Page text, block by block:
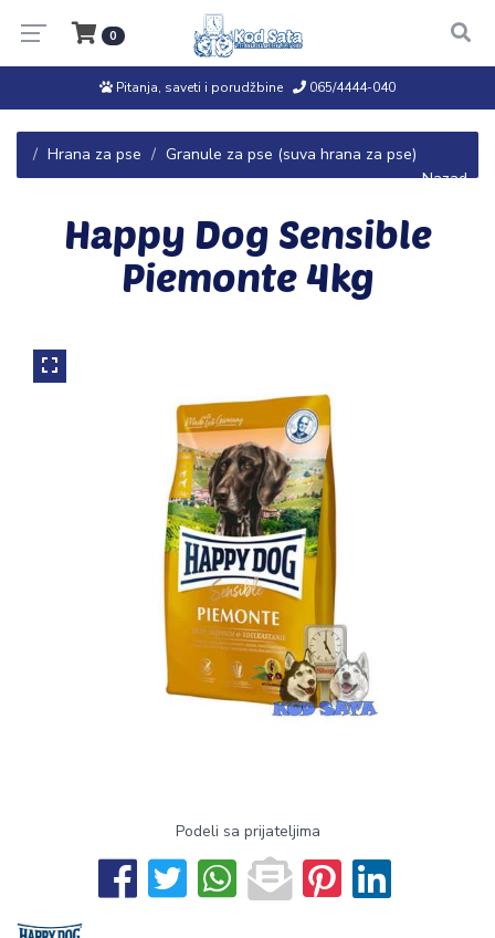
0
Pitanja, saveti i porudžbine 065/4444-040
Hrana za pse
Granule za pse (suva hrana za pse)
← Nazad
Happy Dog Sensible
Piemonte 4kg
Podeli sa prijateljima